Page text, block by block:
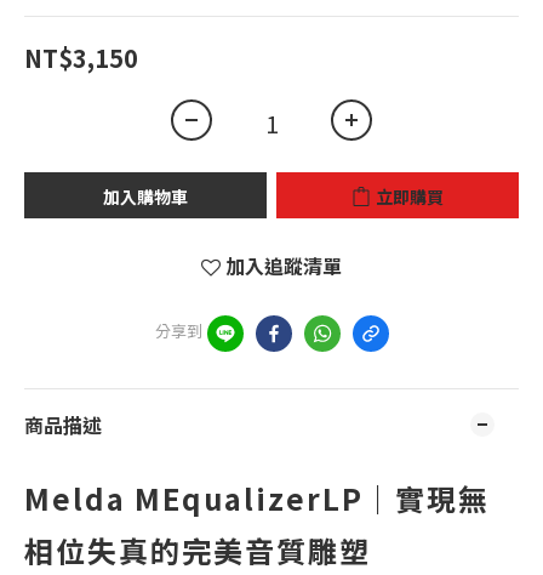
NT$3,150
加入購物車 立即購買
加入追蹤清單
分享到
商品描述
Melda MEqualizerLP｜實現無
相位失真的完美音質雕塑